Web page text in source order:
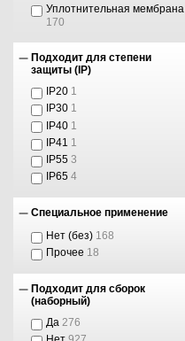
Уплотнительная мембрана
170
Подходит для степени
защиты (IP)
IP20 1
IP30 1
IP40 1
IP41 1
IP55 3
IP65 4
Специальное применение
Нет (без) 168
Прочее 18
Подходит для сборок
(наборный)
Да 276